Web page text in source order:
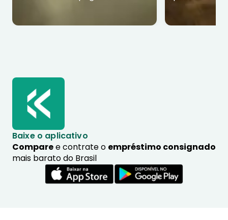
Baixe o aplicativo
Comparee contrate o empréstimo consignado
mais barato do Brasil